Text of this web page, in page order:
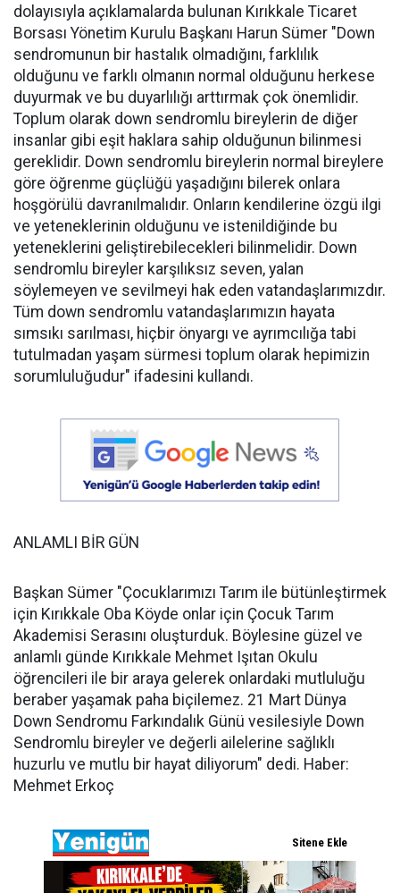
dolayısıyla açıklamalarda bulunan Kırıkkale Ticaret
Borsası Yönetim Kurulu Başkanı Harun Sümer "Down
sendromunun bir hastalık olmadığını, farklılık
olduğunu ve farklı olmanın normal olduğunu herkese
duyurmak ve bu duyarlılığı arttırmak çok önemlidir.
Toplum olarak down sendromlu bireylerin de diğer
insanlar gibi eşit haklara sahip olduğunun bilinmesi
gereklidir. Down sendromlu bireylerin normal bireylere
göre öğrenme güçlüğü yaşadığını bilerek onlara
hoşgörülü davranılmalıdır. Onların kendilerine özgü ilgi
ve yeteneklerinin olduğunu ve istenildiğinde bu
yeteneklerini geliştirebilecekleri bilinmelidir. Down
sendromlu bireyler karşılıksız seven, yalan
söylemeyen ve sevilmeyi hak eden vatandaşlarımızdır.
Tüm down sendromlu vatandaşlarımızın hayata
sımsıkı sarılması, hiçbir önyargı ve ayrımcılığa tabi
tutulmadan yaşam sürmesi toplum olarak hepimizin
sorumluluğudur" ifadesini kullandı.
ANLAMLI BİR GÜN
Başkan Sümer "Çocuklarımızı Tarım ile bütünleştirmek
için Kırıkkale Oba Köyde onlar için Çocuk Tarım
Akademisi Serasını oluşturduk. Böylesine güzel ve
anlamlı günde Kırıkkale Mehmet Işıtan Okulu
öğrencileri ile bir araya gelerek onlardaki mutluluğu
beraber yaşamak paha biçilemez. 21 Mart Dünya
Down Sendromu Farkındalık Günü vesilesiyle Down
Sendromlu bireyler ve değerli ailelerine sağlıklı
huzurlu ve mutlu bir hayat diliyorum" dedi. Haber:
Mehmet Erkoç